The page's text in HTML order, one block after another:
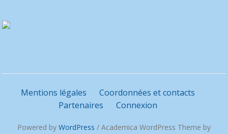
Mentions légales
Coordonnées et contacts
Partenaires
Connexion
Powered by WordPress / Academica WordPress Theme by